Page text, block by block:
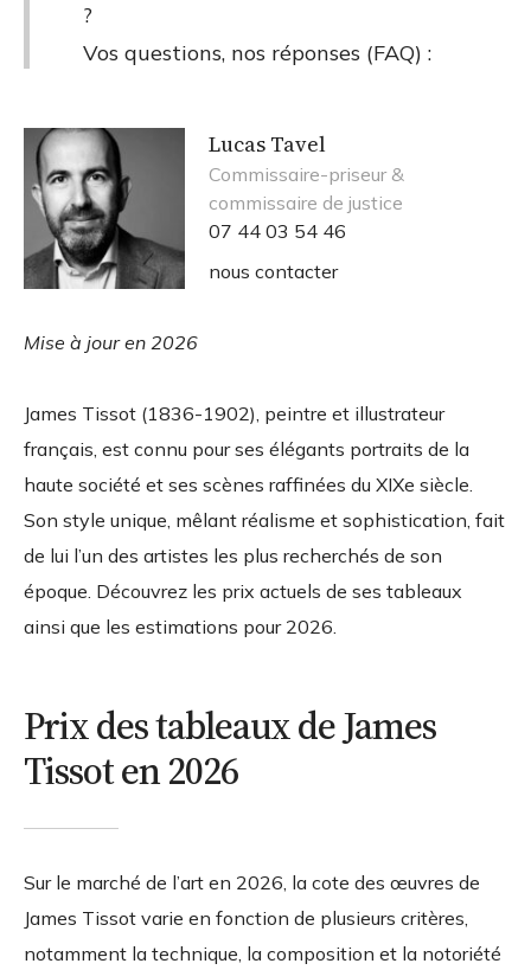
?
Vos questions, nos réponses (FAQ) :
Lucas Tavel
Commissaire-priseur &
commissaire de justice
07 44 03 54 46
nous contacter
Mise à jour en 2026
James Tissot (1836-1902), peintre et illustrateur
français, est connu pour ses élégants portraits de la
haute société et ses scènes raffinées du XIXe siècle.
Son style unique, mêlant réalisme et sophistication, fait
de lui l’un des artistes les plus recherchés de son
époque. Découvrez les prix actuels de ses tableaux
ainsi que les estimations pour 2026.
Prix des tableaux de James
Tissot en 2026
Sur le marché de l’art en 2026, la cote des œuvres de
James Tissot varie en fonction de plusieurs critères,
notamment la technique, la composition et la notoriété